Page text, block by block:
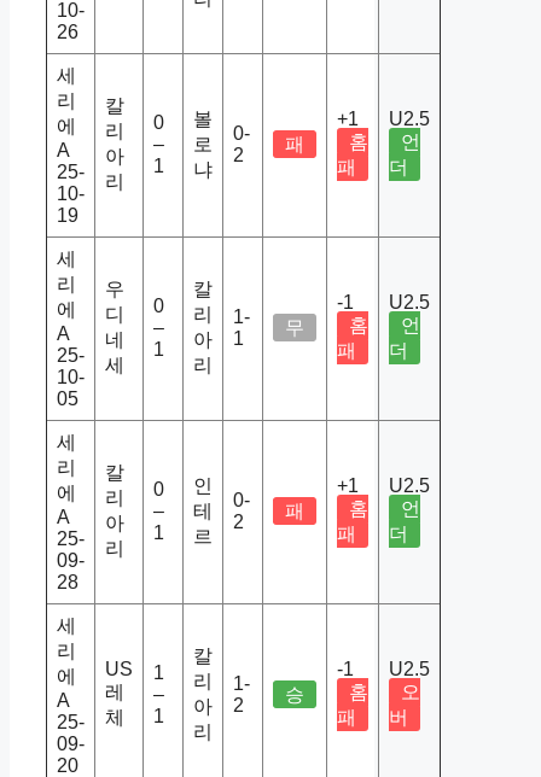
10-
26
세
리
에
A
25-
10-
19
칼
리
아
리
0
–
1
볼
로
냐
0-
2
패
+1
홈
패
U2.5
언
더
세
리
에
A
25-
10-
05
우
디
네
세
0
–
1
칼
리
아
리
1-
1
무
-1
홈
패
U2.5
언
더
세
리
에
A
25-
09-
28
칼
리
아
리
0
–
1
인
테
르
0-
2
패
+1
홈
패
U2.5
언
더
세
리
에
A
25-
09-
20
US
레
체
1
–
1
칼
리
아
리
1-
2
승
-1
홈
패
U2.5
오
버